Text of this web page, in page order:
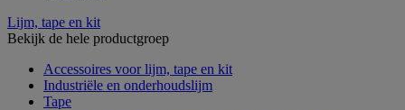
Lijm, tape en kit
Bekijk de hele productgroep
Accessoires voor lijm, tape en kit
Industriële en onderhoudslijm
Tape